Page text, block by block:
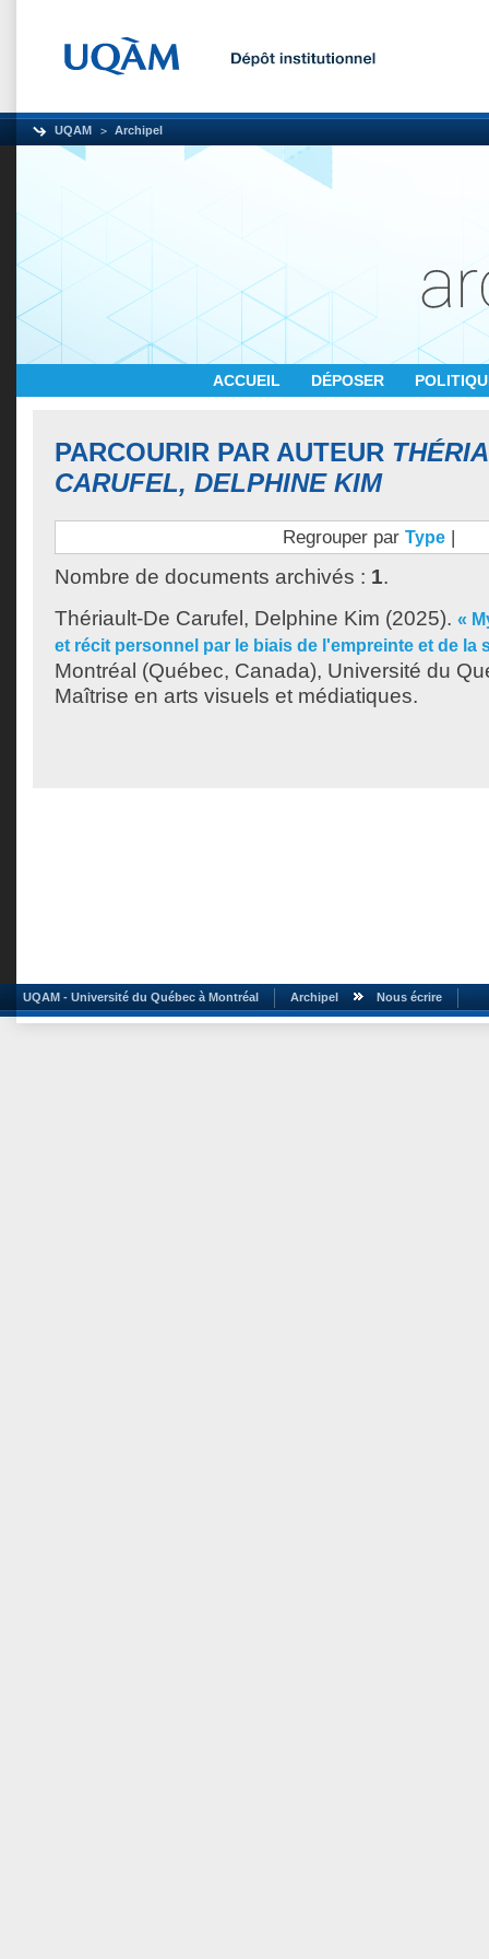
UQAM Archipel
ACCUEIL DÉPOSER
PARCOURIR PAR AUTEUR
CARUFEL, DELPHINE KIM
Regrouper par Type |
Nombre de documents archivés : 1.
Thériault-De Carufel, Delphine Kim (2025). «
et récit personnel par le biais de l'empreinte et de la
Montréal (Québec, Canada), Université du
Maîtrise en arts visuels et médiatiques.
UQAM - Université du Québec à Montréal Archipel Nous écrire